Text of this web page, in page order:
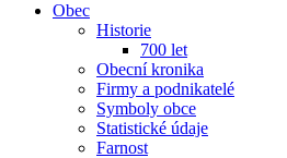
Obec
Historie
700 let
Obecní kronika
Firmy a podnikatelé
Symboly obce
Statistické údaje
Farnost